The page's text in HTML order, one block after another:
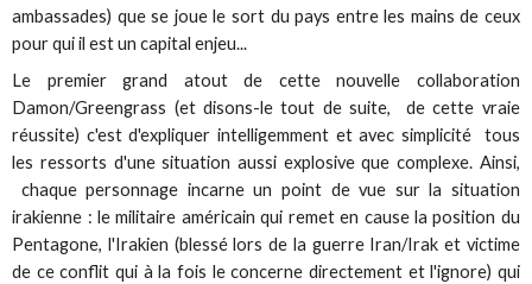
ambassades) que se joue le sort du pays entre les mains de ceux
pour qui il est un capital enjeu...
Le premier grand atout de cette nouvelle collaboration
Damon/Greengrass (et disons-le tout de suite, de cette vraie
réussite) c'est d'expliquer intelligemment et avec simplicité tous
les ressorts d'une situation aussi explosive que complexe. Ainsi,
chaque personnage incarne un point de vue sur la situation
irakienne : le militaire américain qui remet en cause la position du
Pentagone, l'Irakien (blessé lors de la guerre Iran/Irak et victime
de ce conflit qui à la fois le concerne directement et l'ignore) qui